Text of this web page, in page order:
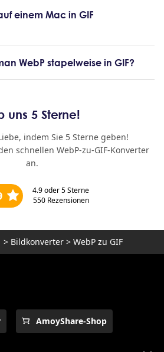
einem Mac in GIF
WebP stapelweise in GIF?
uns 5 Sterne!
indem Sie 5 Sterne geben!
schnellen WebP-zu-GIF-Konverter
an.
4.9oder 5 Sterne
550Rezensionen
> Bildkonverter > WebP zu GIF
AmoyShare-Shop